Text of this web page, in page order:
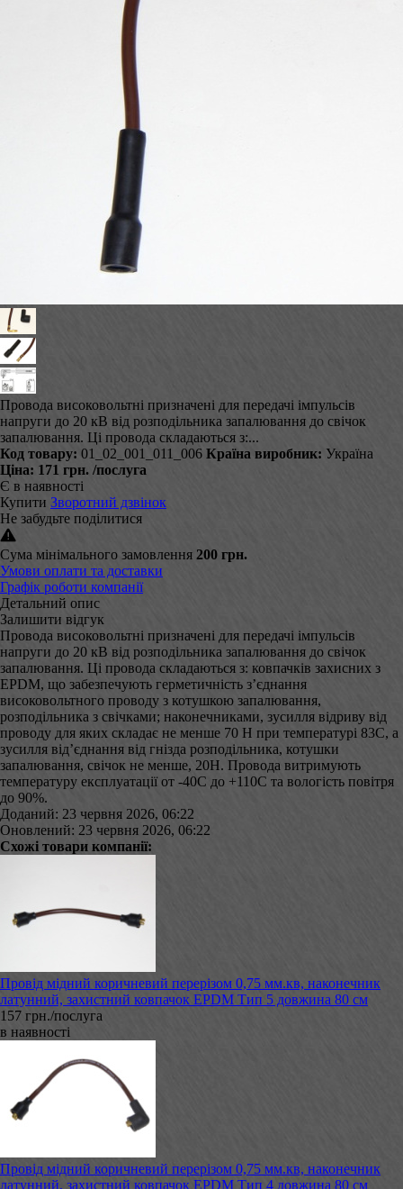
Провода високовольтні призначені для передачі імпульсів
напруги до 20 кВ від розподільника запалювання до свічок
запалювання. Ці провода складаються з:...
Код товару: 01_02_001_011_006 Країна виробник: Україна
Ціна: 171 грн. /послуга
Є в наявності
Купити Зворотний дзвінок
Не забудьте поділитися
Сума мінімального замовлення 200 грн.
Умови оплати та доставки
Графік роботи компанії
Детальний опис
Залишити відгук
Провода високовольтні призначені для передачі імпульсів
напруги до 20 кВ від розподільника запалювання до свічок
запалювання. Ці провода складаються з: ковпачків захисних з
EPDM, що забезпечують герметичність з’єднання
високовольтного проводу з котушкою запалювання,
розподільника з свічками; наконечниками, зусилля відриву від
проводу для яких складає не менше 70 Н при температурі 83С, а
зусилля від’єднання від гнізда розподільника, котушки
запалювання, свічок не менше, 20Н. Провода витримують
температуру експлуатації от -40С до +110С та вологість повітря
до 90%.
Доданий: 23 червня 2026, 06:22
Оновлений: 23 червня 2026, 06:22
Схожі товари компанії:
Провід мідний коричневий перерізом 0,75 мм.кв, наконечник
латунний, захистний ковпачок EPDM Тип 5 довжина 80 см
157 грн./послуга
в наявності
Провід мідний коричневий перерізом 0,75 мм.кв, наконечник
латунний, захистний ковпачок EPDM Тип 4 довжина 80 см